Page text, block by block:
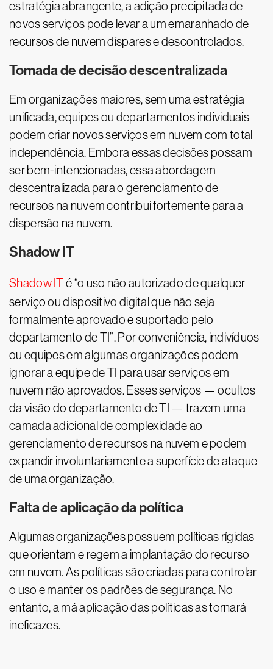
estratégia abrangente, a adição precipitada de
novos serviços pode levar a um emaranhado de
recursos de nuvem díspares e descontrolados.
Tomada de decisão descentralizada
Em organizações maiores, sem uma estratégia
unificada, equipes ou departamentos individuais
podem criar novos serviços em nuvem com total
independência. Embora essas decisões possam
ser bem-intencionadas, essa abordagem
descentralizada para o gerenciamento de
recursos na nuvem contribui fortemente para a
dispersão na nuvem.
Shadow IT
Shadow ITé “o uso não autorizado de qualquer
serviço ou dispositivo digital que não seja
formalmente aprovado e suportado pelo
departamento de TI”. Por conveniência, indivíduos
ou equipes em algumas organizações podem
ignorar a equipe de TI para usar serviços em
nuvem não aprovados. Esses serviços — ocultos
da visão do departamento de TI — trazem uma
camada adicional de complexidade ao
gerenciamento de recursos na nuvem e podem
expandir involuntariamente a superfície de ataque
de uma organização.
Falta de aplicação da política
Algumas organizações possuem políticas rígidas
que orientam e regem a implantação do recurso
em nuvem. As políticas são criadas para controlar
o uso e manter os padrões de segurança. No
entanto, a má aplicação das políticas as tornará
ineficazes.